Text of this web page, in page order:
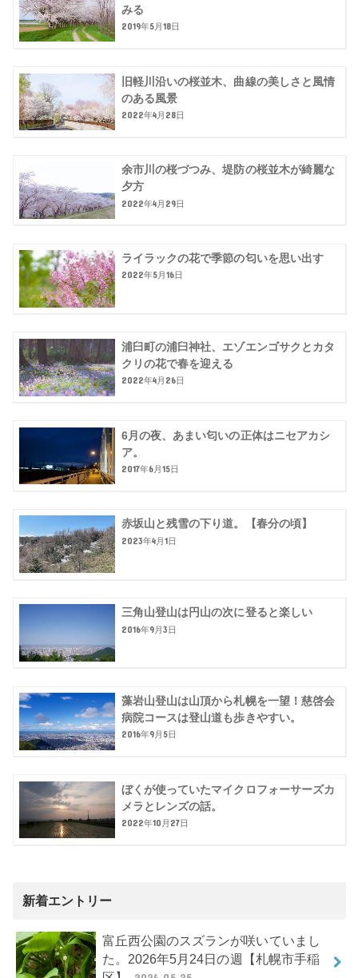
みる
2019年5月18日
旧軽川沿いの桜並木、曲線の美しさと風情
のある風景
2022年4月28日
余市川の桜づつみ、堤防の桜並木が綺麗な
夕方
2022年4月29日
ライラックの花で季節の匂いを思い出す
2022年5月16日
浦臼町の浦臼神社、エゾエンゴサクとカタ
クリの花で春を迎える
2022年4月26日
6月の夜、あまい匂いの正体はニセアカシ
ア。
2017年6月15日
赤坂山と残雪の下り道。【春分の頃】
2023年4月1日
三角山登山は円山の次に登ると楽しい
2016年9月3日
藻岩山登山は山頂から札幌を一望！慈啓会
病院コースは登山道も歩きやすい。
2016年9月5日
ぼくが使っていたマイクロフォーサーズカ
メラとレンズの話。
2022年10月27日
新着エントリー
富丘西公園のスズランが咲いていまし
た。2026年5月24日の週【札幌市手稲